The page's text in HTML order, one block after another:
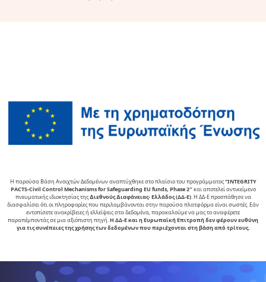
Η παρούσα Βάση Ανοιχτών Δεδομένων αναπτύχθηκε στο πλαίσιο του προγράμματος“INTEGRITY
PACTS-Civil Control Mechanisms for Safeguarding EU funds, Phase 2″και αποτελεί αντικείµενο
πνευµατικής ιδιοκτησίας της∆ιεθνούς ∆ιαφάνειας- Ελλάδος (ΔΔ-Ε). Η ΔΔ-Ε προσπάθησε να
διασφαλίσει ότι οι πληροφορίες που περιλαμβάνονται στην παρούσα πλατφόρμα είναι σωστές. Εάν
εντοπίσετε ανακρίβειες ή ελλείψεις στα δεδομένα, παρακαλούμε να μας το αναφέρετε
παραπέμποντάς σε μια αξιόπιστη πηγή.Η ΔΔ-Ε και η Ευρωπαϊκή Επιτροπή δεν φέρουν ευθύνη
για τις συνέπειες της χρήσης των δεδομένων που περιέχονται στη βάση από τρίτους.